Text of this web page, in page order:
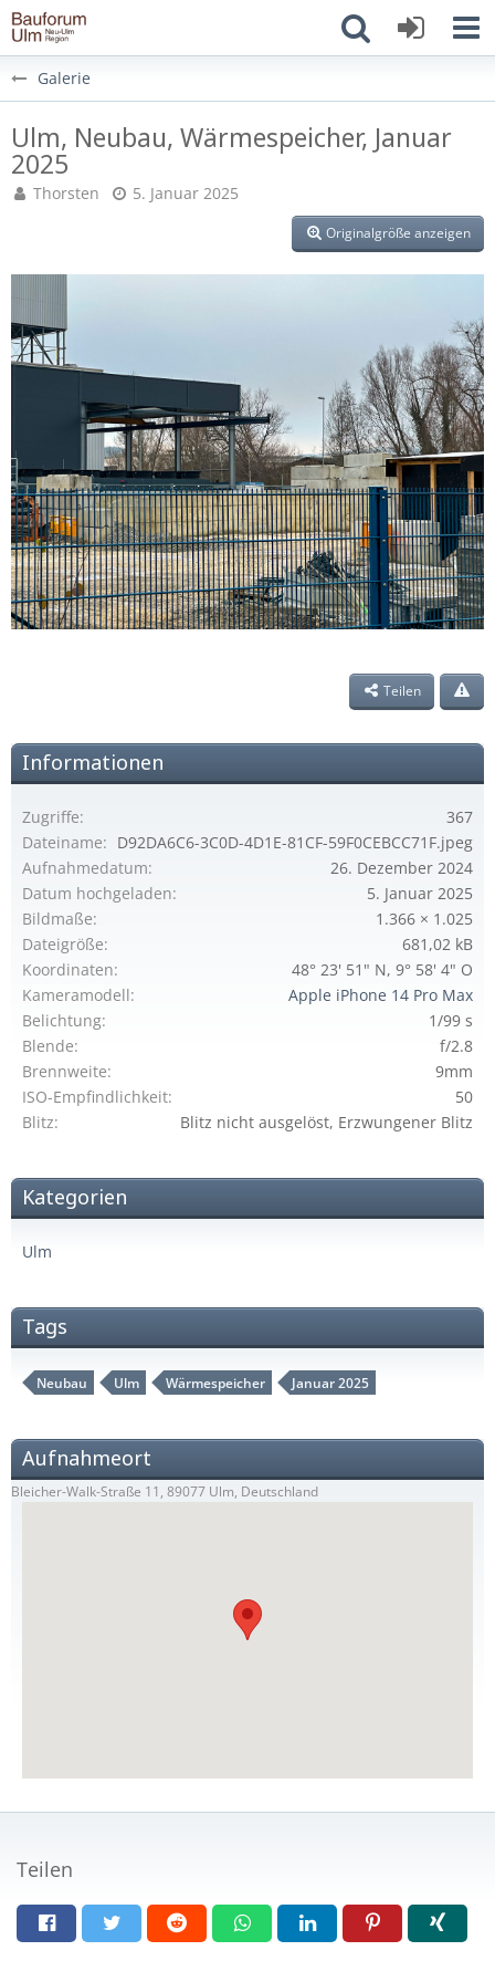
Galerie
Ulm, Neubau, Wärmespeicher, Januar
2025
Thorsten 5. Januar 2025
Originalgröße anzeigen
Teilen
Informationen
Zugriffe
367
Dateiname
D92DA6C6-3C0D-4D1E-81CF-59F0CEBCC71F.jpeg
Aufnahmedatum
26. Dezember 2024
Datum hochgeladen
5. Januar 2025
Bildmaße
1.366 × 1.025
Dateigröße
681,02 kB
Koordinaten
48° 23' 51" N, 9° 58' 4" O
Kameramodell
Apple iPhone 14 Pro Max
Belichtung
1/99 s
Blende
f/2.8
Brennweite
9mm
ISO-Empfindlichkeit
50
Blitz
Blitz nicht ausgelöst, Erzwungener Blitz
Kategorien
Ulm
Tags
Neubau Ulm Wärmespeicher Januar 2025
Aufnahmeort
Bleicher-Walk-Straße 11, 89077 Ulm, Deutschland
Teilen